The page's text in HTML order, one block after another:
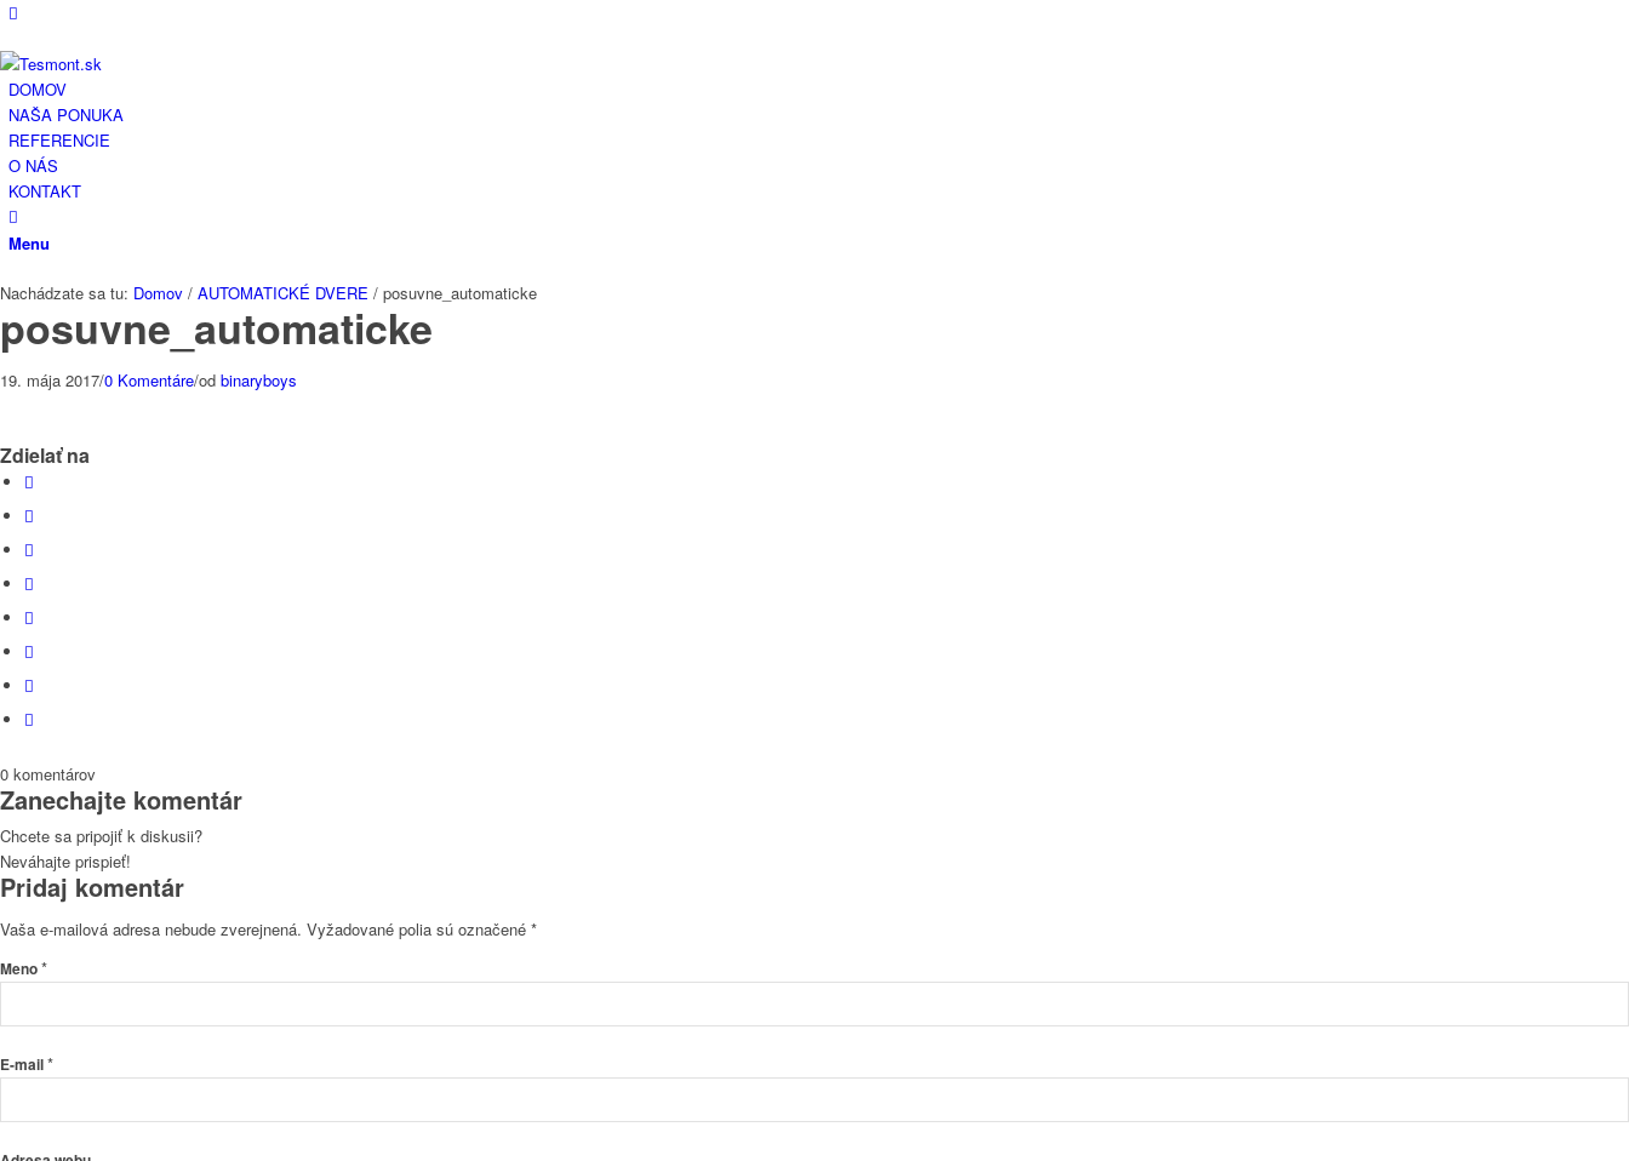
DOMOV
NAŠA PONUKA
REFERENCIE
O NÁS
KONTAKT
Menu
Nachádzate sa tu: Domov / AUTOMATICKÉ DVERE / posuvne_automaticke
posuvne_automaticke
19. mája 2017/0 Komentáre/od binaryboys
Zdielať na
0 komentárov
Zanechajte komentár
Chcete sa pripojiť k diskusii?
Neváhajte prispieť!
Pridaj komentár
Vaša e-mailová adresa nebude zverejnená. Vyžadované polia sú označené *
Meno*
E-mail*